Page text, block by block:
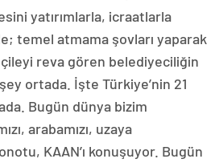
yatırımlarla, icraatlarla
temel atmama şovları yaparak
reva gören belediyeciliğin
ortada. İşte Türkiye’nin 21
Bugün dünya bizim
arabamızı, uzaya
KAAN’ı konuşuyor. Bugün